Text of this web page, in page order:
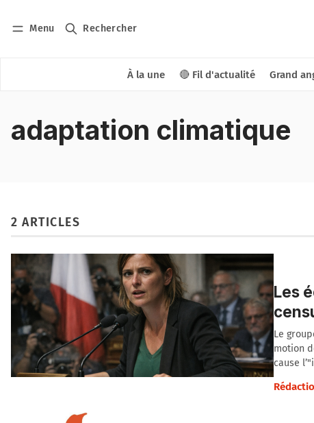
Menu Rechercher
À la une 🔴 Fil d'actualité Grand
adaptation climatique
2 ARTICLES
Les
Le
motion
cause